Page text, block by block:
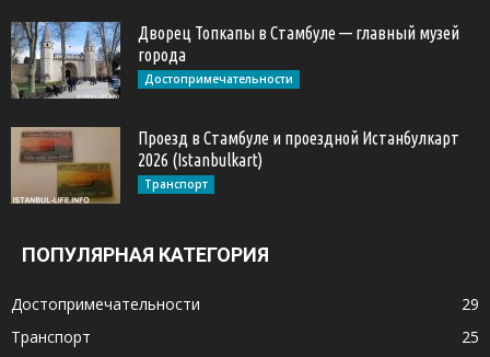
Дворец Топкапы в Стамбуле — главный музей
города
Достопримечательности
Проезд в Стамбуле и проездной Истанбулкарт
2026 (Istanbulkart)
Транспорт
ПОПУЛЯРНАЯ КАТЕГОРИЯ
Достопримечательности
29
Транспорт
25